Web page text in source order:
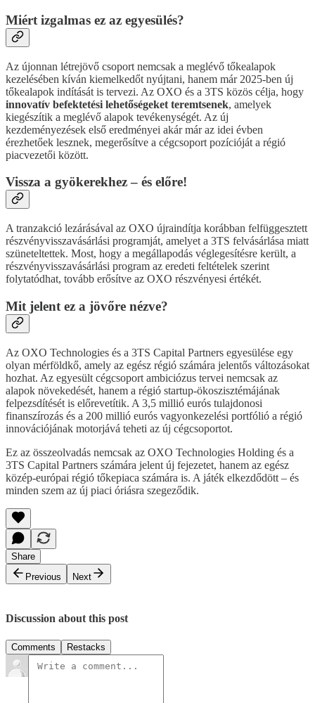
Miért izgalmas ez az egyesülés?
Az újonnan létrejövő csoport nemcsak a meglévő tőkealapok
kezelésében kíván kiemelkedőt nyújtani, hanem már 2025-ben új
tőkealapok indítását is tervezi. Az OXO és a 3TS közös célja, hogy
innovatív befektetési lehetőségeket teremtsenek, amelyek
kiegészítik a meglévő alapok tevékenységét. Az új
kezdeményezések első eredményei akár már az idei évben
érezhetőek lesznek, megerősítve a cégcsoport pozícióját a régió
piacvezetői között.
Vissza a gyökerekhez – és előre!
A tranzakció lezárásával az OXO újraindítja korábban felfüggesztett
részvényvisszavásárlási programját, amelyet a 3TS felvásárlása miatt
szüneteltettek. Most, hogy a megállapodás véglegesítésre került, a
részvényvisszavásárlási program az eredeti feltételek szerint
folytatódhat, tovább erősítve az OXO részvényesi értékét.
Mit jelent ez a jövőre nézve?
Az OXO Technologies és a 3TS Capital Partners egyesülése egy
olyan mérföldkő, amely az egész régió számára jelentős változásokat
hozhat. Az egyesült cégcsoport ambiciózus tervei nemcsak az
alapok növekedését, hanem a régió startup-ökoszisztémájának
felpezsdítését is előrevetítik. A 3,5 millió eurós tulajdonosi
finanszírozás és a 200 millió eurós vagyonkezelési portfólió a régió
innovációjának motorjává teheti az új cégcsoportot.
Ez az összeolvadás nemcsak az OXO Technologies Holding és a
3TS Capital Partners számára jelent új fejezetet, hanem az egész
közép-európai régió tőkepiaca számára is. A játék elkezdődött – és
minden szem az új piaci óriásra szegeződik.
Share
Previous
Next
Discussion about this post
Comments Restacks